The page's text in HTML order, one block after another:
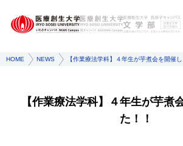
HOME NEWS 【作業療法学科】４年生が芋煮会を開催し
【作業療法学科】４年生が芋煮
た！！